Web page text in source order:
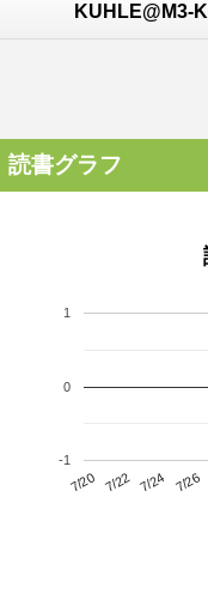
KUHLE@M3-
読書グラフ
7/20 7/22 7/24 7/26
-1
0
1